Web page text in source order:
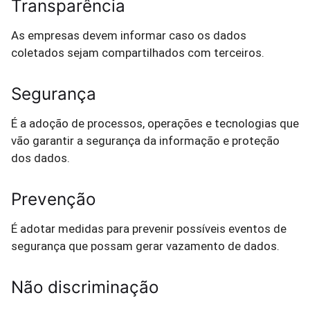
Transparência
As empresas devem informar caso os dados
coletados sejam compartilhados com terceiros.
Segurança
É a adoção de processos, operações e tecnologias que
vão garantir a segurança da informação e proteção
dos dados.
Prevenção
É adotar medidas para prevenir possíveis eventos de
segurança que possam gerar vazamento de dados.
Não discriminação